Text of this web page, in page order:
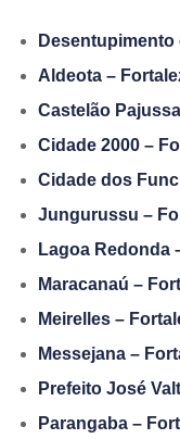
Desentupimento
Aldeota –
Castelão
Cidade 2000 –
Cidade dos
Jungurussu –
Lagoa Redonda
Maracanaú –
Meirelles –
Messejana –
Prefeito José
Parangaba –